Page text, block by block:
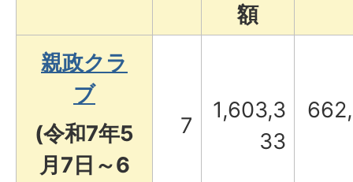
額
親政クラ
ブ
(令和7年5
月7日～6
7
1,603,3
33